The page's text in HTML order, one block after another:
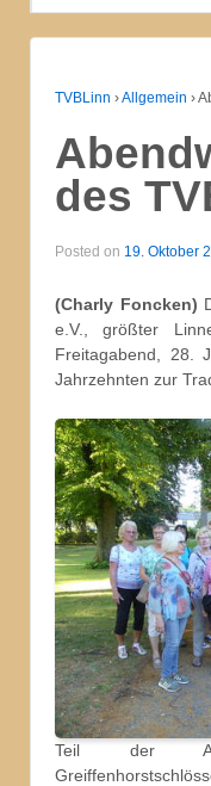
TVBLinn ›Allgemein ›
des
Posted on 19. Oktober
(Charly Foncken)
e.V., größter
Freitagabend, 28.
Jahrzehnten zur
Teil der